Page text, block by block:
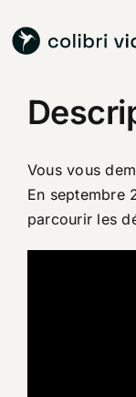
au
contenu
Vous vous
En septembre
parcourir les